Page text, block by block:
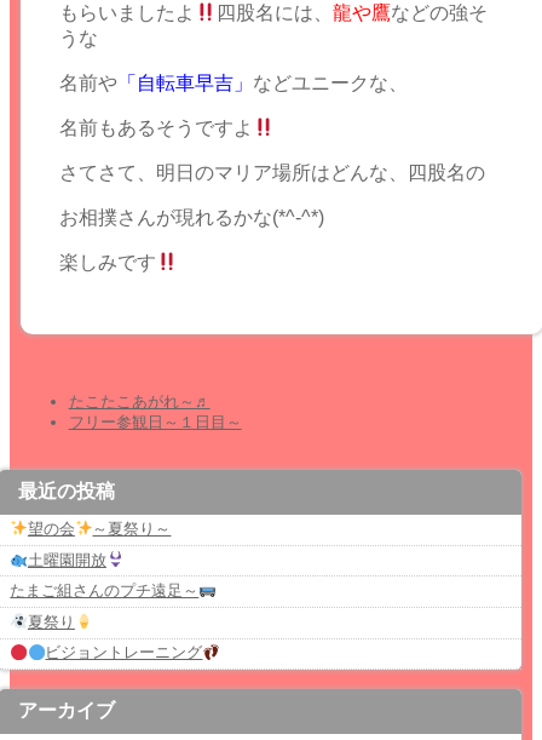
もらいましたよ 四股名には、 龍や鷹などの強そ
うな
名前や「自転車早吉」 などユニークな、
名前もあるそうですよ
さてさて、明日のマリア場所はどんな、四股名の
お相撲さんが現れるかな(*^-^*)
楽しみです
たこたこあがれ～♬
フリー参観日～１日目～
最近の投稿
望の会
～夏祭り～
土曜園開放
たまご組さんのプチ遠足～
夏祭り
ビジョントレーニング
アーカイブ